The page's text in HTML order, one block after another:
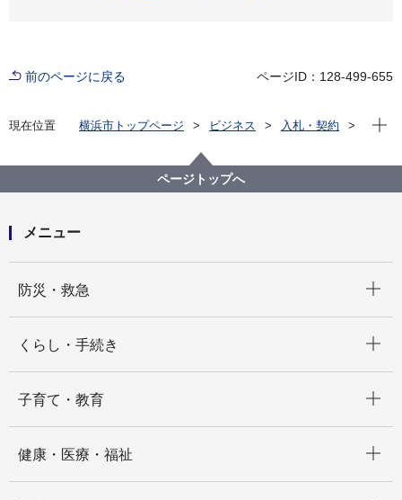
前のページに戻る ページID：128-499-655
現在位置 横浜市トップページ ビジネス
入札・契約
【入札結果掲載】中央図書館所蔵行政資料画像デジタ
ル化処理事業委託※申出書と入札書の書式を差し替え
現在
ページトップへ
メニュー
防災・救急
くらし・手続き
子育て・教育
健康・医療・福祉